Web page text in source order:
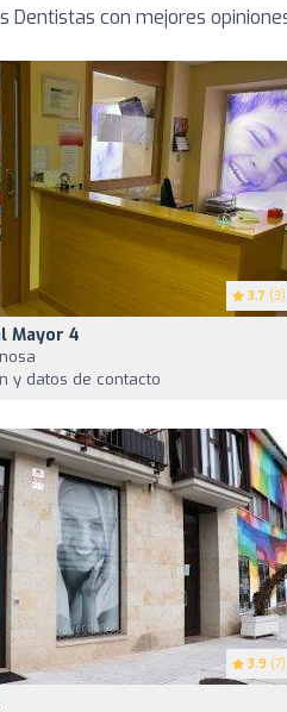
Dentistas con mejores
3.7 (3)
Mayor 4
y datos de contacto
3.9 (7)